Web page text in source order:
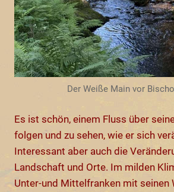
Der Weiße Main vor
Es ist schön, einem Fluss über
folgen und zu sehen, wie er sich
Interessant aber auch die
Landschaft und Orte. Im milden
Unter-und Mittelfranken mit seinen